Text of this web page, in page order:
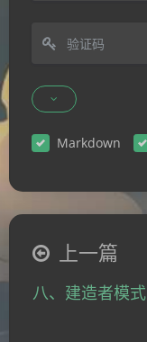
Markdown
|´・ω・)ノ
∠( ᐛ 」∠)＿
୧(๑•̀⌄•́๑)૭
上一篇
八、建造者模式